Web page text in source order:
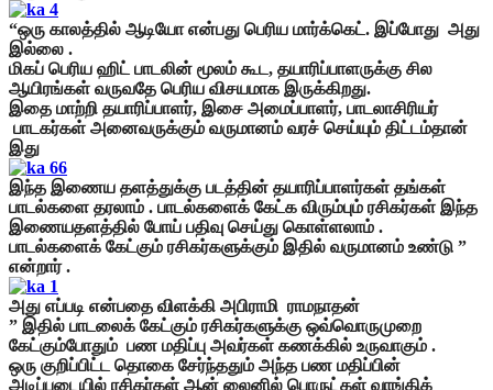
“ஒரு காலத்தில் ஆடியோ என்பது பெரிய மார்க்கெட். இப்போது அது
இல்லை .
மிகப் பெரிய ஹிட் பாடலின் மூலம் கூட, தயாரிப்பாளருக்கு சில
ஆயிரங்கள் வருவதே பெரிய விசயமாக இருக்கிறது.
இதை மாற்றி தயாரிப்பாளர், இசை அமைப்பாளர், பாடலாசிரியர்
பாடகர்கள் அனைவருக்கும் வருமானம் வரச் செய்யும் திட்டம்தான்
இது
இந்த இணைய தளத்துக்கு படத்தின் தயாரிப்பாளர்கள் தங்கள்
பாடல்களை தரலாம் . பாடல்களைக் கேட்க விரும்பும் ரசிகர்கள் இந்த
இணையதளத்தில் போய் பதிவு செய்து கொள்ளலாம் .
பாடல்களைக் கேட்கும் ரசிகர்களுக்கும் இதில் வருமானம் உண்டு ”
என்றார் .
அது எப்படி என்பதை விளக்கி அபிராமி ராமநாதன்
” இதில் பாடலைக் கேட்கும் ரசிகர்களுக்கு ஒவ்வொருமுறை
கேட்கும்போதும் பண மதிப்பு அவர்கள் கணக்கில் உருவாகும் .
ஒரு குறிப்பிட்ட தொகை சேர்ந்ததும் அந்த பண மதிப்பின்
அடிப்படையில் ரசிகர்கள் ஆன் லைனில் பொருட்கள் வாங்கிக்